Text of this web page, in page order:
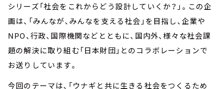
シリーズ「社会をこれからどう設計していくか？」。この企
画は、「みんなが、みんなを支える社会」を目指し、企業や
NPO、行政、国際機関などとともに、国内外、様々な社会課
題の解決に取り組む「日本財団」とのコラボレーションで
お送りしています。
今回のテーマは、「ウナギと共に生きる社会をつくるため